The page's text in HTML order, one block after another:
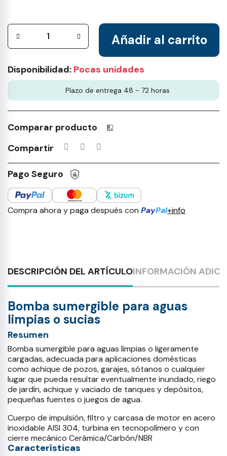
Añadir al carrito
Disponibilidad: Pocas unidades
Plazo de entrega 48 - 72 horas
Comparar producto Productos incluidos en tu lista
Compartir
Pago Seguro
Compra ahora y paga después con PayPal+info
DESCRIPCIÓN DEL ARTÍCULOINFORMACIÓN
Bomba sumergible para aguas
limpias o sucias
Resumen
Bomba sumergible para aguas límpias o ligeramente
cargadas, adecuada para aplicaciones domésticas
como achique de pozos, garajes, sótanos o cualquier
lugar que pueda resultar eventualmente inundado, riego
de jardín, achique y vaciado de tanques y depósitos,
pequeñas fuentes o juegos de agua.
Cuerpo de impulsión, filtro y carcasa de motor en acero
inoxidable AISI 304, turbina en tecnopolímero y con
cierre mecánico Cerámica/Carbón/NBR
Características